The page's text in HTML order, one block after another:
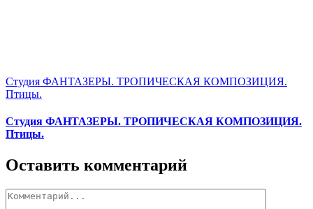
Студия ФАНТАЗЕРЫ. ТРОПИЧЕСКАЯ КОМПОЗИЦИЯ.
Птицы.
Студия ФАНТАЗЕРЫ. ТРОПИЧЕСКАЯ КОМПОЗИЦИЯ.
Птицы.
Оставить комментарий